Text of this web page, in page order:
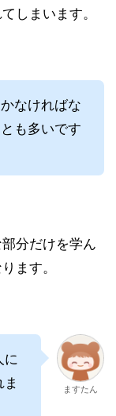
しまいます。
なければな
も多いです
分だけを学ん
ます。
ますたん